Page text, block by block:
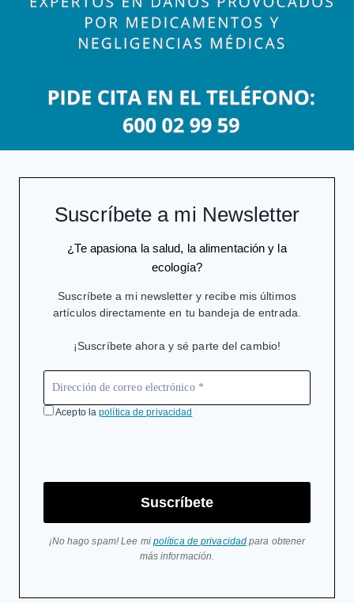
Suscríbete a mi Newsletter
¿Te apasiona la salud, la alimentación y la
ecología?
Suscríbete a mi newsletter y recibe mis últimos
artículos directamente en tu bandeja de entrada.
¡Suscríbete ahora y sé parte del cambio!
Acepto lapolítica de privacidad
Suscríbete
¡No hago spam! Lee mi política de privacidad para obtener
más información.